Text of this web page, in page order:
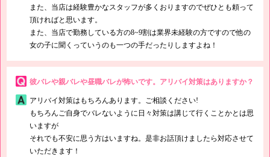
また、当店は経験豊かなスタッフが多くおりますのでぜひとも頼って
頂ければと思います。
また、当店で勤務している方の8~9割は業界未経験の方ですので他の
女の子に聞くっていうのも一つの手だったりしますよね！
彼バレや親バレや昼職バレが怖いです。アリバイ対策はありますか？
アリバイ対策はもちろんあります。ご相談ください!
もちろんご自身でバレないように日々対策は講じて行くことかとは思
いますが
それでも不安に思う方はいますね。是非お話頂けましたら対応させて
いただきます！